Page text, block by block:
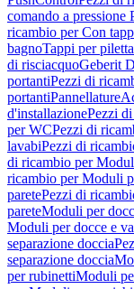
comando a pressione
ricambio per Con
bagnoTappi per piletta
di risciacquoGeberit
portantiPezzi di
portantiPannellature
d'installazionePezzi
per WCPezzi di
lavabiPezzi di
di ricambio per
ricambio per Moduli
paretePezzi di
pareteModuli per
Moduli per docce e
separazione doccia
separazione doccia
per rubinettiModuli